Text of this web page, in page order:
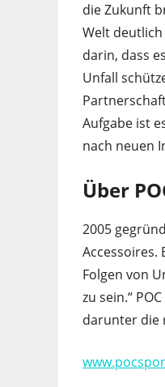
die Zukunft
Welt
darin, dass
Unfall
Aufgabe ist
nach neuen
Über
2005
Accessoires.
Folgen von
zu sein.“
darunter die